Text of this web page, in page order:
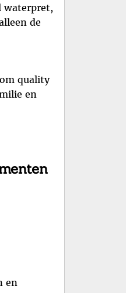
waterpret,
de
quality
en
en